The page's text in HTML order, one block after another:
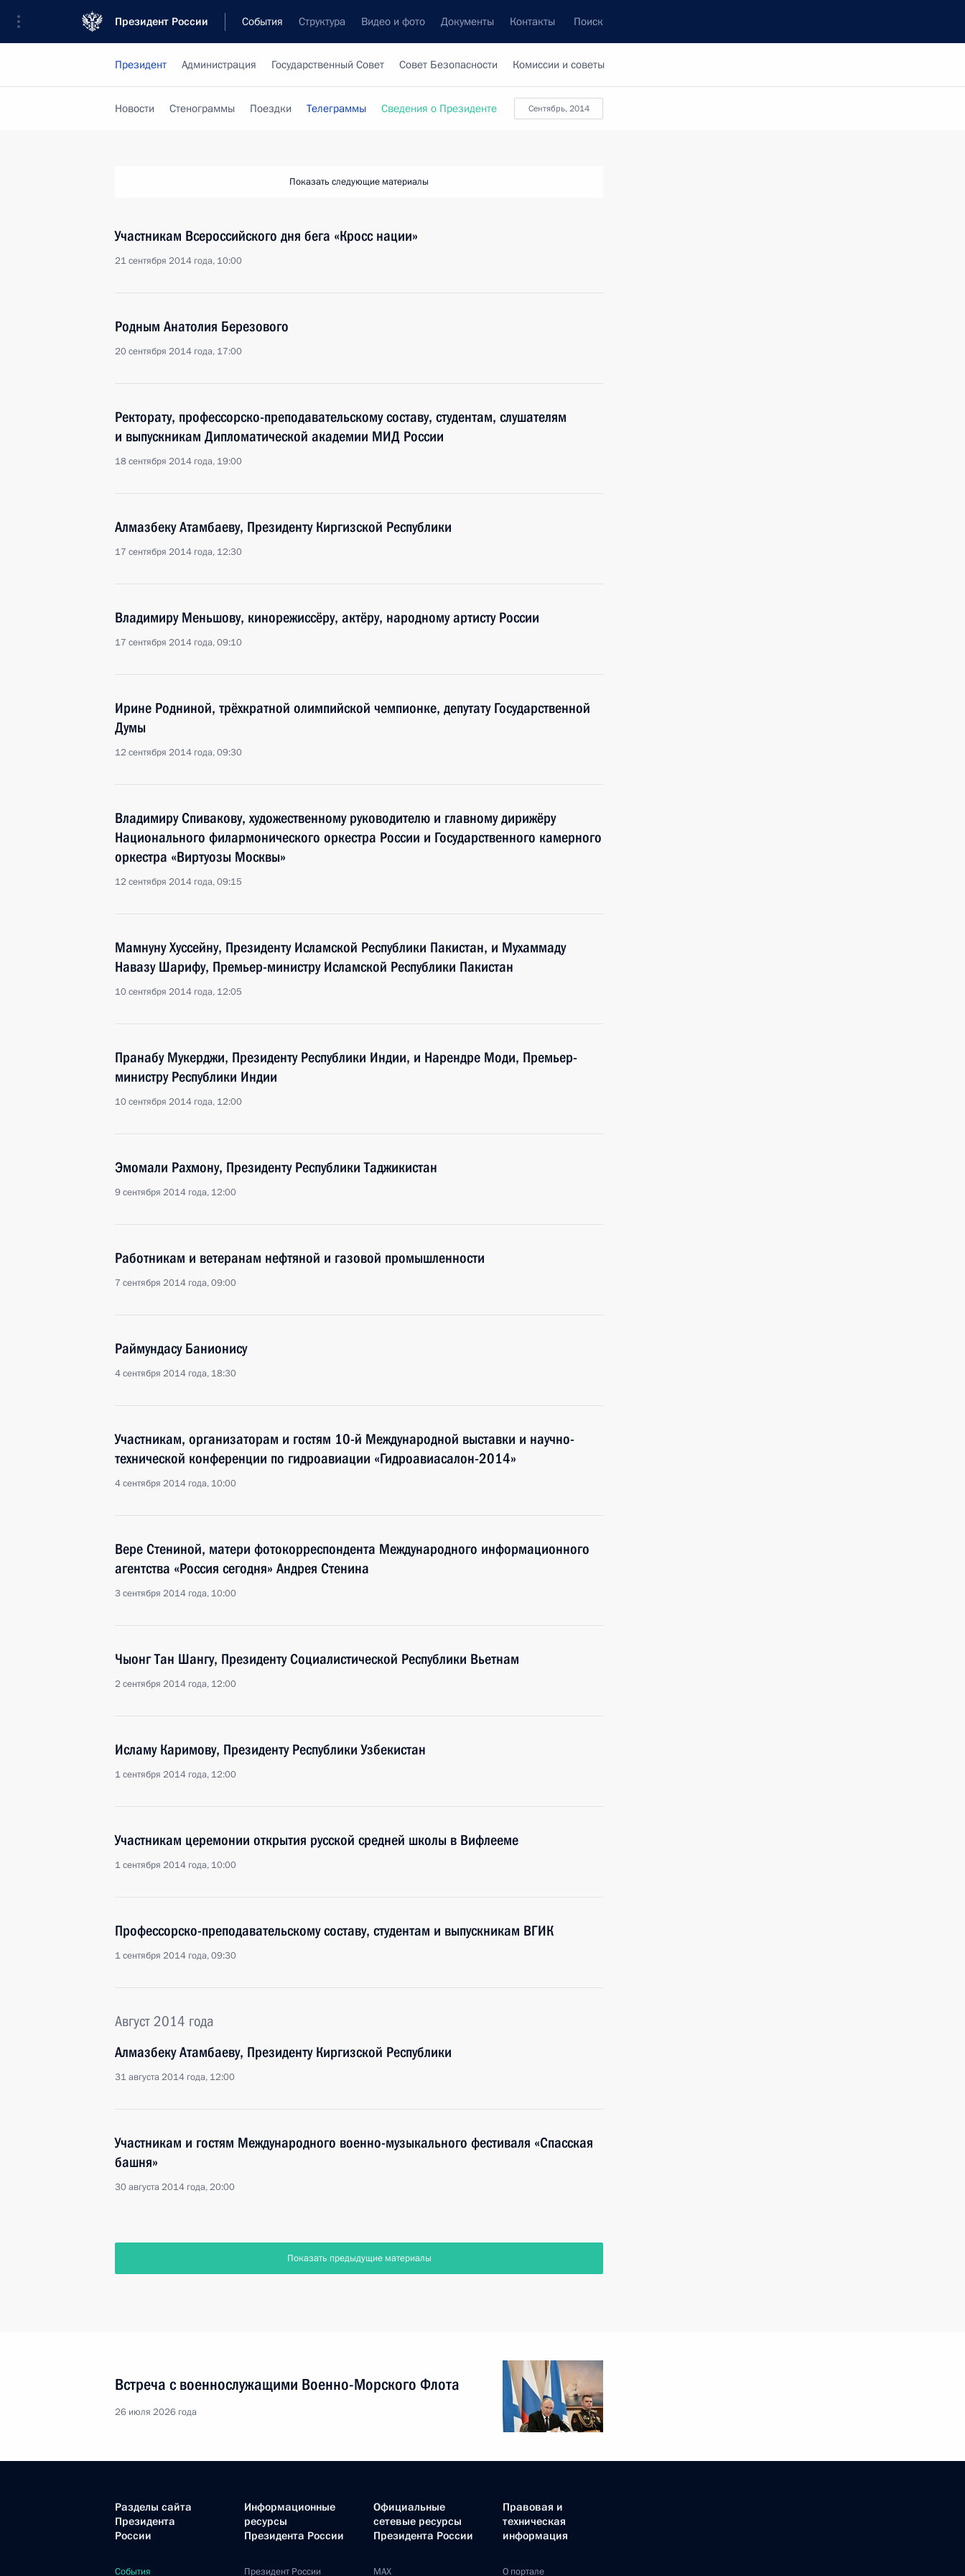
Президент России События Структура Видео и фото Документы Контакты Поиск
Президент Администрация Государственный Совет Совет Безопасности Комиссии и советы
Сентябрь, 2014
Новости Стенограммы Поездки Телеграммы Сведения о Президенте
Показать следующие материалы
Участникам Всероссийского дня бега «Кросс нации»
21 сентября 2014 года, 10:00
Родным Анатолия Березового
20 сентября 2014 года, 17:00
Ректорату, профессорско-преподавательскому составу, студентам, слушателям
и выпускникам Дипломатической академии МИД России
18 сентября 2014 года, 19:00
Алмазбеку Атамбаеву, Президенту Киргизской Республики
17 сентября 2014 года, 12:30
Владимиру Меньшову, кинорежиссёру, актёру, народному артисту России
17 сентября 2014 года, 09:10
Ирине Родниной, трёхкратной олимпийской чемпионке, депутату Государственной
Думы
12 сентября 2014 года, 09:30
Владимиру Спивакову, художественному руководителю и главному дирижёру
Национального филармонического оркестра России и Государственного камерного
оркестра «Виртуозы Москвы»
12 сентября 2014 года, 09:15
Мамнуну Хуссейну, Президенту Исламской Республики Пакистан, и Мухаммаду
Навазу Шарифу, Премьер-министру Исламской Республики Пакистан
10 сентября 2014 года, 12:05
Пранабу Мукерджи, Президенту Республики Индии, и Нарендре Моди, Премьер-
министру Республики Индии
10 сентября 2014 года, 12:00
Эмомали Рахмону, Президенту Республики Таджикистан
9 сентября 2014 года, 12:00
Работникам и ветеранам нефтяной и газовой промышленности
7 сентября 2014 года, 09:00
Раймундасу Банионису
4 сентября 2014 года, 18:30
Участникам, организаторам и гостям 10-й Международной выставки и научно-
технической конференции по гидроавиации «Гидроавиасалон-2014»
4 сентября 2014 года, 10:00
Вере Стениной, матери фотокорреспондента Международного информационного
агентства «Россия сегодня» Андрея Стенина
3 сентября 2014 года, 10:00
Чыонг Тан Шангу, Президенту Социалистической Республики Вьетнам
2 сентября 2014 года, 12:00
Исламу Каримову, Президенту Республики Узбекистан
1 сентября 2014 года, 12:00
Участникам церемонии открытия русской средней школы в Вифлееме
1 сентября 2014 года, 10:00
Профессорско-преподавательскому составу, студентам и выпускникам ВГИК
1 сентября 2014 года, 09:30
Август 2014 года
Алмазбеку Атамбаеву, Президенту Киргизской Республики
31 августа 2014 года, 12:00
Участникам и гостям Международного военно-музыкального фестиваля «Спасская
башня»
30 августа 2014 года, 20:00
Показать предыдущие материалы
Встреча с военнослужащими Военно-Морского Флота
26 июля 2026 года
Разделы сайта
Президента
России
События
Информационные
ресурсы
Президента России
Президент России
Официальные
сетевые ресурсы
Президента России
MAX
Правовая и
техническая
информация
О портале